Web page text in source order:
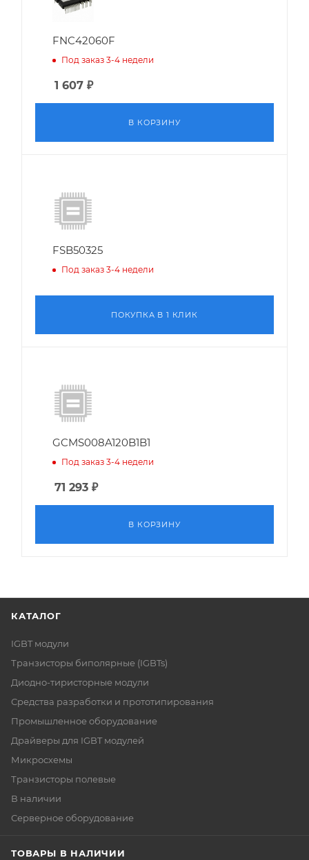
FNC42060F
Под заказ 3-4 недели
1 607 ₽
В КОРЗИНУ
FSB50325
Под заказ 3-4 недели
ПОКУПКА В 1 КЛИК
GCMS008A120B1B1
Под заказ 3-4 недели
71 293 ₽
В КОРЗИНУ
КАТАЛОГ
IGBT модули
Транзисторы биполярные (IGBTs)
Диодно-тиристорные модули
Средства разработки и прототипирования
Промышленное оборудование
Драйверы для IGBT модулей
Микросхемы
Транзисторы полевые
В наличии
Серверное оборудование
ТОВАРЫ В НАЛИЧИИ